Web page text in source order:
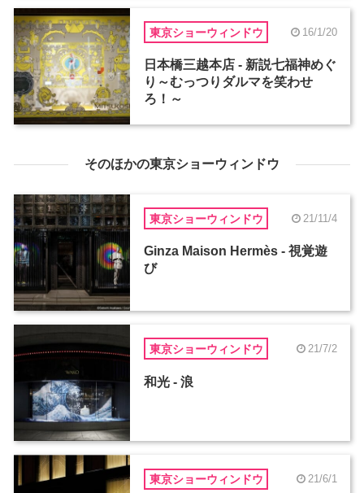
東京ショーウィンドウ 16/1/20
日本橋三越本店 - 新説七福神めぐ
り～むっつりダルマを笑わせ
ろ！～
そのほかの東京ショーウィンドウ
東京ショーウィンドウ 21/11/4
Ginza Maison Hermès - 視覚遊
び
東京ショーウィンドウ 21/7/2
和光 - 浪
東京ショーウィンドウ 21/6/1